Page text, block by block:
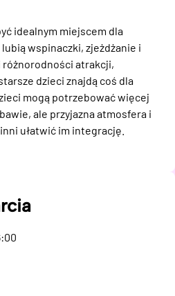
idealnym miejscem dla
wspinaczki, zjeżdżanie i
różnorodności atrakcji,
dzieci znajdą coś dla
mogą potrzebować więcej
ale przyjazna atmosfera i
ułatwić im integrację.